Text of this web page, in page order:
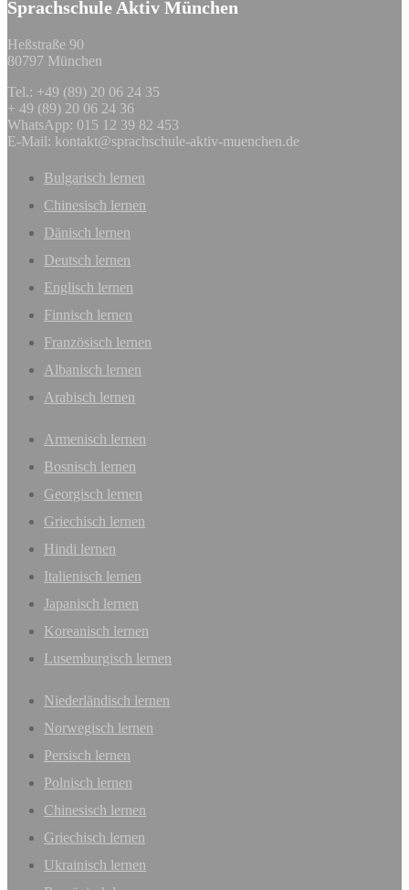
Sprachschule Aktiv München
Heßstraße 90
80797 München
Tel.: +49 (89) 20 06 24 35
+ 49 (89) 20 06 24 36
WhatsApp: 015 12 39 82 453
E-Mail: kontakt@sprachschule-aktiv-muenchen.de
Bulgarisch lernen
Chinesisch lernen
Dänisch lernen
Deutsch lernen
Englisch lernen
Finnisch lernen
Französisch lernen
Albanisch lernen
Arabisch lernen
Armenisch lernen
Bosnisch lernen
Georgisch lernen
Griechisch lernen
Hindi lernen
Italienisch lernen
Japanisch lernen
Koreanisch lernen
Lusemburgisch lernen
Niederländisch lernen
Norwegisch lernen
Persisch lernen
Polnisch lernen
Chinesisch lernen
Griechisch lernen
Ukrainisch lernen